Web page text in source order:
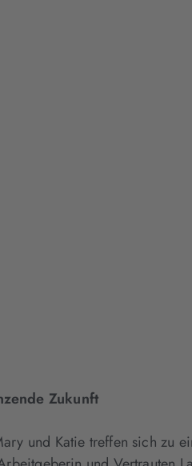
Zukunft
und Katie treffen sich zu